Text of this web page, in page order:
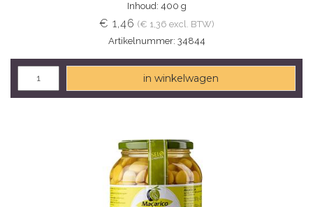
Inhoud: 400 g
€ 1,46 (€ 1,36 excl. BTW)
Artikelnummer: 34844
in winkelwagen